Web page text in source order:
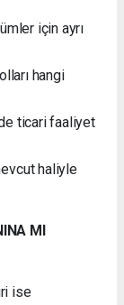
için ayrı
hangi
ticari faaliyet
haliyle
MI
ise